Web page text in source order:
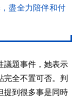
盡全力陪伴和付
議題事件，她表示
完全不置可否。判
提到很多事是同時